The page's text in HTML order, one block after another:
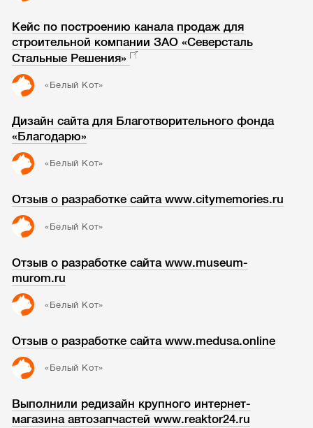
Кейс по построению канала продаж для
строительной компании ЗАО «Северсталь
Стальные Решения»
«Белый Кот»
Дизайн сайта для Благотворительного фонда
«Благодарю»
«Белый Кот»
Отзыв о разработке сайта www.citymemories.ru
«Белый Кот»
Отзыв о разработке сайта www.museum-
murom.ru
«Белый Кот»
Отзыв о разработке сайта www.medusa.online
«Белый Кот»
Выполнили редизайн крупного интернет-
магазина автозапчастей www.reaktor24.ru